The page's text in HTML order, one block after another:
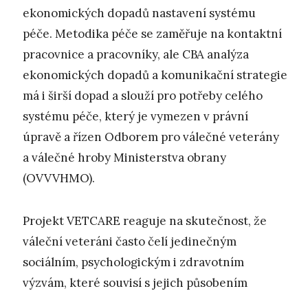
ekonomických dopadů nastavení systému
péče. Metodika péče se zaměřuje na kontaktní
pracovnice a pracovníky, ale CBA analýza
ekonomických dopadů a komunikační strategie
má i širší dopad a slouží pro potřeby celého
systému péče, který je vymezen v právní
úpravě a řízen Odborem pro válečné veterány
a válečné hroby Ministerstva obrany
(OVVVHMO).
Projekt VETCARE reaguje na skutečnost, že
váleční veteráni často čelí jedinečným
sociálním, psychologickým i zdravotním
výzvám, které souvisí s jejich působením